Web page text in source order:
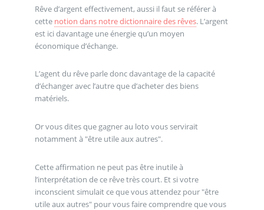
Rêve d’argent effectivement, aussi il faut se référer à
cette notion dans notre dictionnaire des rêves. L’argent
est ici davantage une énergie qu’un moyen
économique d’échange.
L’agent du rêve parle donc davantage de la capacité
d’échanger avec l’autre que d’acheter des biens
matériels.
Or vous dites que gagner au loto vous servirait
notamment à "être utile aux autres".
Cette affirmation ne peut pas être inutile à
l’interprétation de ce rêve très court. Et si votre
inconscient simulait ce que vous attendez pour "être
utile aux autres" pour vous faire comprendre que vous